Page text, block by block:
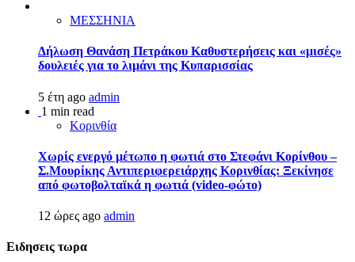
ΜΕΣΣΗΝΙΑ
Δήλωση Θανάση Πετράκου Καθυστερήσεις και «μισές»
δουλειές για το λιμάνι της Κυπαρισσίας
5 έτη ago admin
1 min read
Κορινθία
Χωρίς ενεργό μέτωπο η φωτιά στο Στεφάνι Κορίνθου –
Σ.Μουρίκης Αντιπεριφερειάρχης Κορινθίας: Ξεκίνησε
από φωτοβολταϊκά η φωτιά (video-φώτο)
12 ώρες ago admin
Ειδησεις τωρα